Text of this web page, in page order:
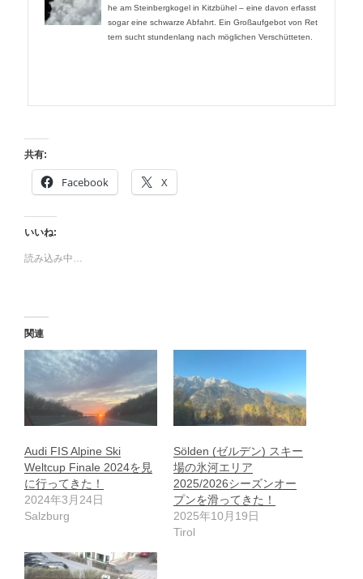
he am Steinbergkogel in Kitzbühel – eine davon erfasst
sogar eine schwarze Abfahrt. Ein Großaufgebot von Ret
tern sucht stundenlang nach möglichen Verschütteten.
共有:
Facebook X
いいね:
読み込み中…
関連
Audi FIS Alpine Ski
Weltcup Finale 2024を見
に行ってきた！
2024年3月24日
Salzburg
Sölden (ゼルデン) スキー
場の氷河エリア
2025/2026シーズンオー
プンを滑ってきた！
2025年10月19日
Tirol